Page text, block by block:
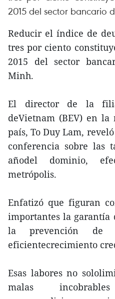
2015 del sector bancario
Reducir el índice de
tres por ciento
2015 del sector
Minh.
El director de la
deVietnam (BEV) en
país, To Duy Lam,
conferencia sobre las
añodel dominio,
metrópolis.
Enfatizó que figuran
importantes la garantía
la prevención
eficientecrecimiento
Esas labores no
malas